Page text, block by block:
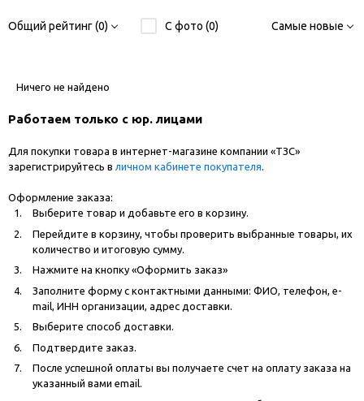
Общий рейтинг (0) С фото (0) Самые новые
Ничего не найдено
Работаем только с юр. лицами
Для покупки товара в интернет-магазине компании «ТЗС»
зарегистрируйтесь в личном кабинете покупателя.
Оформление заказа:
Выберите товар и добавьте его в корзину.
Перейдите в корзину, чтобы проверить выбранные товары, их
количество и итоговую сумму.
Нажмите на кнопку «Оформить заказ»
Заполните форму с контактными данными: ФИО, телефон, e-
mail, ИНН организации, адрес доставки.
Выберите способ доставки.
Подтвердите заказ.
После успешной оплаты вы получаете счет на оплату заказа на
указанный вами email.